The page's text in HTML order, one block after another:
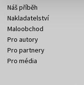
Náš příběh
Nakladatelství
Maloobchod
Pro autory
Pro partnery
Pro média